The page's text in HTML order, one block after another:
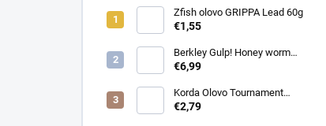
Zfish olovo GRIPPA Lead 60g
€1,55
Berkley Gulp! Honey worm
4,5cm Chartreuse
€6,99
Korda Olovo Tournament
Casting Swivel 3.75oz 105gr
€2,79